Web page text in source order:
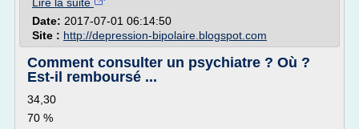
Date: 2017-07-01 06:14:50
Site : http://depression-bipolaire.blogspot.com
Comment consulter un psychiatre ? Où ?
Est-il remboursé ...
34,30
70 %